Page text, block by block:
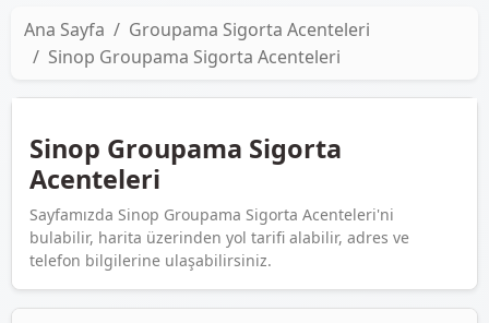
Ana Sayfa
Groupama Sigorta Acenteleri
Sinop Groupama Sigorta Acenteleri
Sinop Groupama Sigorta
Acenteleri
Sayfamızda Sinop Groupama Sigorta Acenteleri'ni
bulabilir, harita üzerinden yol tarifi alabilir, adres ve
telefon bilgilerine ulaşabilirsiniz.